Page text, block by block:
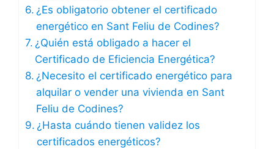
¿Es obligatorio obtener el certificado
energético en Sant Feliu de Codines?
¿Quién está obligado a hacer el
Certificado de Eficiencia Energética?
¿Necesito el certificado energético para
alquilar o vender una vivienda en Sant
Feliu de Codines?
¿Hasta cuándo tienen validez los
certificados energéticos?